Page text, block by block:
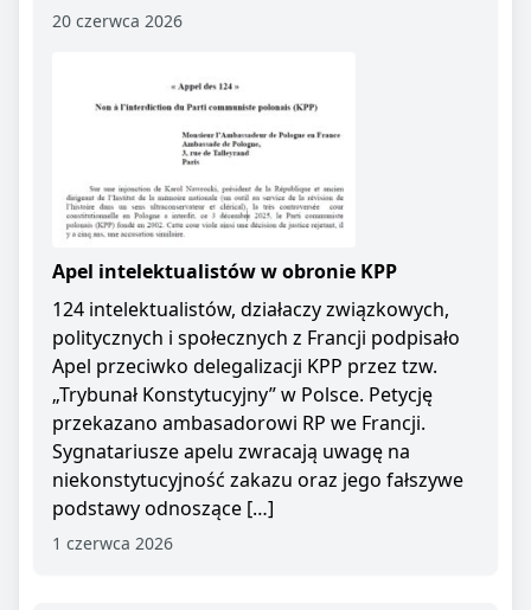
20 czerwca 2026
Apel intelektualistów w obronie KPP
124 intelektualistów, działaczy związkowych,
politycznych i społecznych z Francji podpisało
Apel przeciwko delegalizacji KPP przez tzw.
„Trybunał Konstytucyjny” w Polsce. Petycję
przekazano ambasadorowi RP we Francji.
Sygnatariusze apelu zwracają uwagę na
niekonstytucyjność zakazu oraz jego fałszywe
podstawy odnoszące […]
1 czerwca 2026